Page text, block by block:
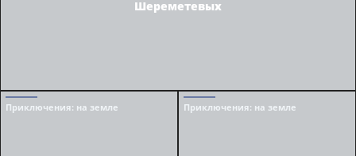
Шереметевых
Приключения: на земле Приключения: на земле